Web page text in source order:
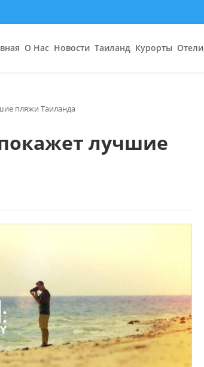
О Нас Новости Таиланд Курорты Отели
пляжи Таиланда
лучшие